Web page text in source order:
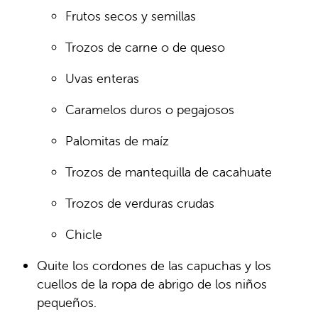
Frutos secos y semillas
Trozos de carne o de queso
Uvas enteras
Caramelos duros o pegajosos
Palomitas de maíz
Trozos de mantequilla de cacahuate
Trozos de verduras crudas
Chicle
Quite los cordones de las capuchas y los
cuellos de la ropa de abrigo de los niños
pequeños.